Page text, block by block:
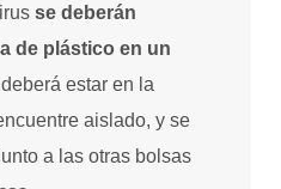
se deberán
de plástico en un
estar en la
aislado, y se
a las otras bolsas